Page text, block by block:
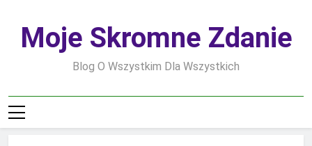
contentMoje Skromne Zdanie
Blog O Wszystkim Dla Wszystkich